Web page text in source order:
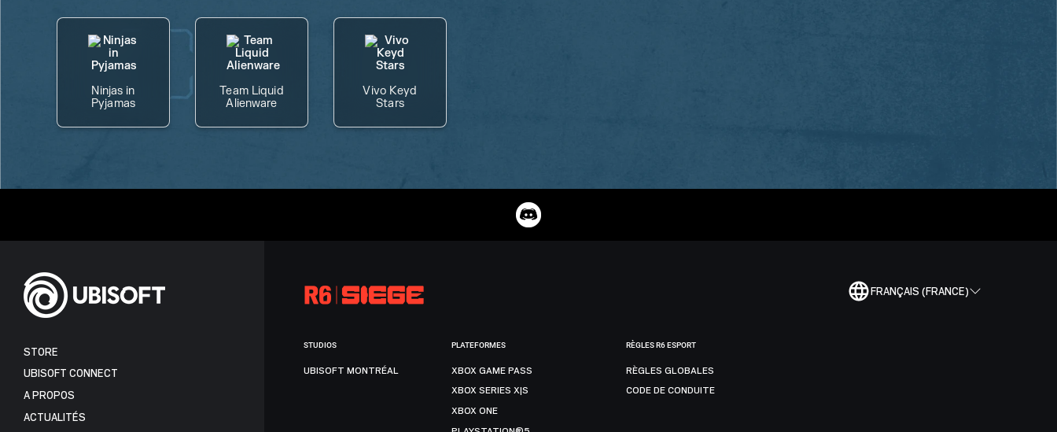
Ninjas in
Pyjamas
Team Liquid
Alienware
Vivo Keyd
Stars
FRANÇAIS (FRANCE)
STORE
UBISOFT CONNECT
A PROPOS
ACTUALITÉS
STUDIOS
UBISOFT MONTRÉAL
PLATEFORMES
XBOX GAME PASS
XBOX SERIES X|S
XBOX ONE
RÈGLES R6 ESPORT
RÈGLES GLOBALES
CODE DE CONDUITE